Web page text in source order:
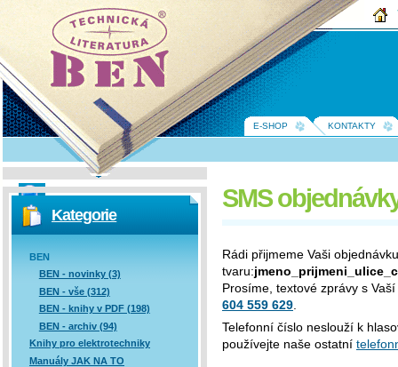
BEN -
technická
literatura
SMS
Rádi přijmeme Vaši
tvaru:
Prosíme, textové zprávy s
604 559 629.
Telefonní číslo neslouží k
používejte naše ostatní
Vyhledávání
Kategorie
BEN
BEN - novinky (3)
BEN - vše (312)
BEN - knihy v PDF (198)
BEN - archiv (94)
Knihy pro elektrotechniky
Manuály JAK NA TO
E-SHOP KONTAKTY